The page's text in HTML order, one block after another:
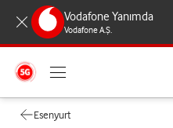
Vodafone Yanımda
Vodafone A.Ş.
Esenyurt